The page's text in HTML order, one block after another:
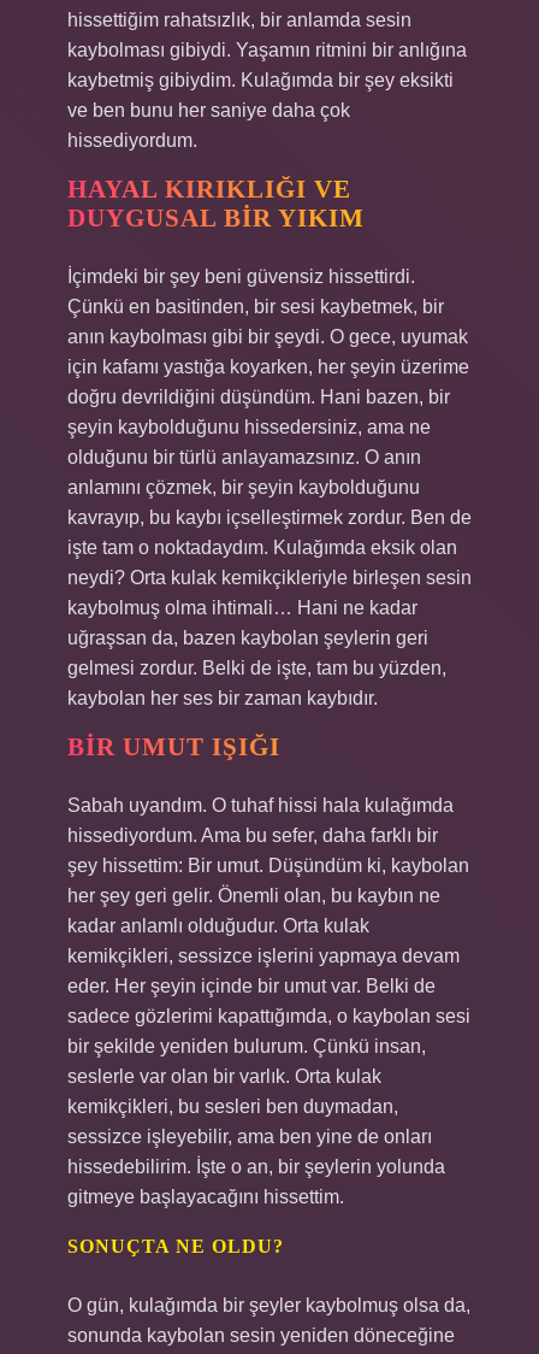
hissettiğim rahatsızlık, bir anlamda sesin
kaybolması gibiydi. Yaşamın ritmini bir anlığına
kaybetmiş gibiydim. Kulağımda bir şey eksikti
ve ben bunu her saniye daha çok
hissediyordum.
HAYAL KIRIKLIĞI VE
DUYGUSAL BIR YIKIM
İçimdeki bir şey beni güvensiz hissettirdi.
Çünkü en basitinden, bir sesi kaybetmek, bir
anın kaybolması gibi bir şeydi. O gece, uyumak
için kafamı yastığa koyarken, her şeyin üzerime
doğru devrildiğini düşündüm. Hani bazen, bir
şeyin kaybolduğunu hissedersiniz, ama ne
olduğunu bir türlü anlayamazsınız. O anın
anlamını çözmek, bir şeyin kaybolduğunu
kavrayıp, bu kaybı içselleştirmek zordur. Ben de
işte tam o noktadaydım. Kulağımda eksik olan
neydi? Orta kulak kemikçikleriyle birleşen sesin
kaybolmuş olma ihtimali… Hani ne kadar
uğraşsan da, bazen kaybolan şeylerin geri
gelmesi zordur. Belki de işte, tam bu yüzden,
kaybolan her ses bir zaman kaybıdır.
BIR UMUT IŞIĞI
Sabah uyandım. O tuhaf hissi hala kulağımda
hissediyordum. Ama bu sefer, daha farklı bir
şey hissettim: Bir umut. Düşündüm ki, kaybolan
her şey geri gelir. Önemli olan, bu kaybın ne
kadar anlamlı olduğudur. Orta kulak
kemikçikleri, sessizce işlerini yapmaya devam
eder. Her şeyin içinde bir umut var. Belki de
sadece gözlerimi kapattığımda, o kaybolan sesi
bir şekilde yeniden bulurum. Çünkü insan,
seslerle var olan bir varlık. Orta kulak
kemikçikleri, bu sesleri ben duymadan,
sessizce işleyebilir, ama ben yine de onları
hissedebilirim. İşte o an, bir şeylerin yolunda
gitmeye başlayacağını hissettim.
SONUÇTA NE OLDU?
O gün, kulağımda bir şeyler kaybolmuş olsa da,
sonunda kaybolan sesin yeniden döneceğine